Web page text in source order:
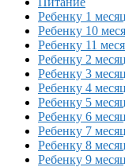
Ребенку 1 месяц
Ребенку 10
Ребенку 11
Ребенку 2
Ребенку 3
Ребенку 4
Ребенку 5
Ребенку 6
Ребенку 7
Ребенку 8
Ребенку 9